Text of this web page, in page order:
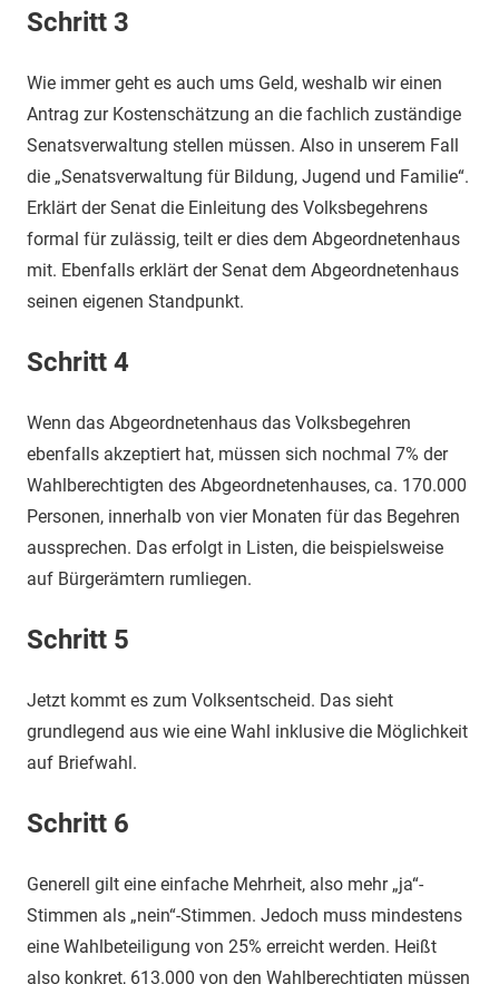
Schritt 3
Wie immer geht es auch ums Geld, weshalb wir einen
Antrag zur Kostenschätzung an die fachlich zuständige
Senatsverwaltung stellen müssen. Also in unserem Fall
die „Senatsverwaltung für Bildung, Jugend und Familie“.
Erklärt der Senat die Einleitung des Volksbegehrens
formal für zulässig, teilt er dies dem Abgeordnetenhaus
mit. Ebenfalls erklärt der Senat dem Abgeordnetenhaus
seinen eigenen Standpunkt.
Schritt 4
Wenn das Abgeordnetenhaus das Volksbegehren
ebenfalls akzeptiert hat, müssen sich nochmal 7% der
Wahlberechtigten des Abgeordnetenhauses, ca. 170.000
Personen, innerhalb von vier Monaten für das Begehren
aussprechen. Das erfolgt in Listen, die beispielsweise
auf Bürgerämtern rumliegen.
Schritt 5
Jetzt kommt es zum Volksentscheid. Das sieht
grundlegend aus wie eine Wahl inklusive die Möglichkeit
auf Briefwahl.
Schritt 6
Generell gilt eine einfache Mehrheit, also mehr „ja“-
Stimmen als „nein“-Stimmen. Jedoch muss mindestens
eine Wahlbeteiligung von 25% erreicht werden. Heißt
also konkret, 613.000 von den Wahlberechtigten müssen